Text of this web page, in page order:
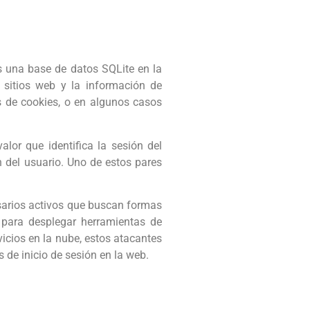
base de datos SQLite en la
sitios web y la información de
cookies, o en algunos casos
que identifica la sesión del
usuario. Uno de estos pares
activos que buscan formas
desplegar herramientas de
en la nube, estos atacantes
inicio de sesión en la web.